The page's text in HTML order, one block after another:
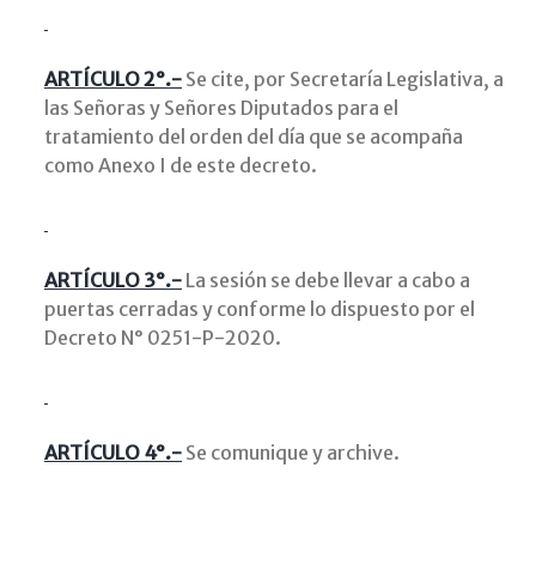
ARTÍCULO 2°.- Se cite, por Secretaría Legislativa, a
las Señoras y Señores Diputados para el
tratamiento del orden del día que se acompaña
como Anexo I de este decreto.
ARTÍCULO 3°.- La sesión se debe llevar a cabo a
puertas cerradas y conforme lo dispuesto por el
Decreto N° 0251-P-2020.
ARTÍCULO 4°.- Se comunique y archive.